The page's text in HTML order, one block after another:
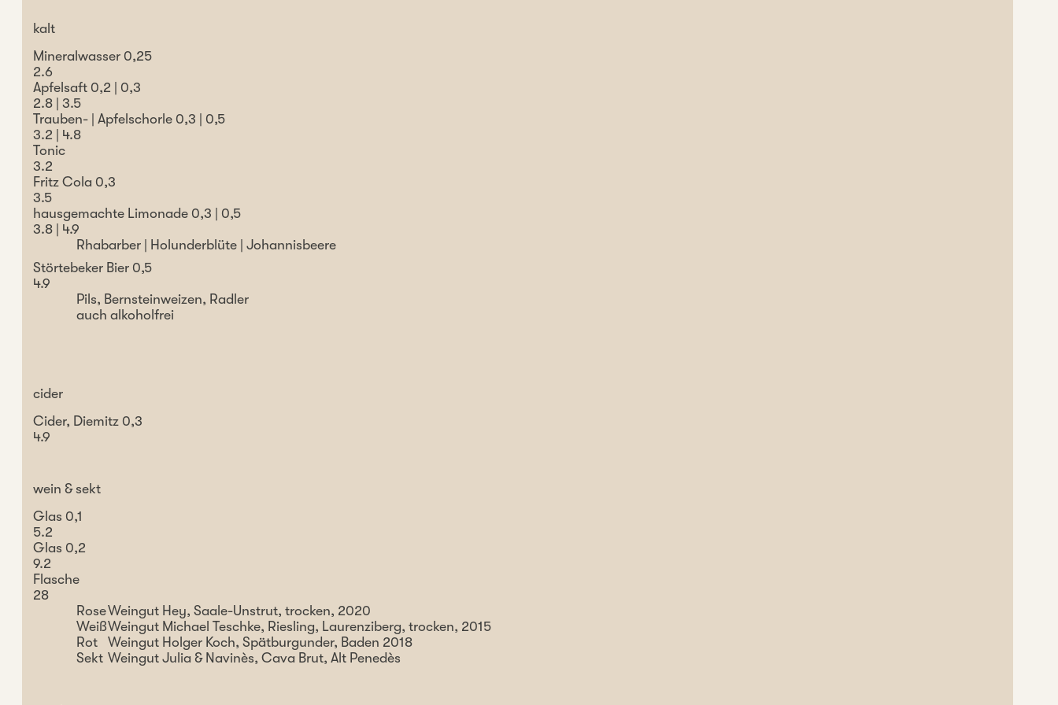
kalt
Mineralwasser 0,25
2.6
Apfelsaft 0,2 | 0,3
2.8 | 3.5
Trauben- | Apfelschorle 0,3 | 0,5
3.2 | 4.8
Tonic
3.2
Fritz Cola 0,3
3.5
hausgemachte Limonade 0,3 | 0,5
3.8 | 4.9
Rhabarber | Holunderblüte | Johannisbeere
Störtebeker Bier 0,5
4.9
Pils, Bernsteinweizen, Radler
auch alkoholfrei
cider
Cider, Diemitz 0,3
4.9
wein & sekt
Glas 0,1
5.2
Glas 0,2
9.2
Flasche
28
RoseWeingut Hey, Saale-Unstrut, trocken, 2020
WeißWeingut Michael Teschke, Riesling, Lauren­ziberg, trocken, 2015
Rot
Weingut Holger Koch, Spätburgunder, Baden 2018
Sekt Weingut Julia & Navinès, Cava Brut, Alt Penedès